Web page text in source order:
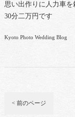
思い出作りに人力車
30分二万円です
Kyoto Photo Wedding Blog
< 前のページ